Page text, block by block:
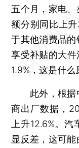
五个月，家电
额分别同比上
于其他消费品
享受补贴的大
1.9%，这是什么
此外，根据
商出厂数据，
上升12.6%。
显反差，这可